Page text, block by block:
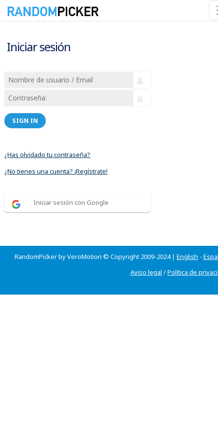
Iniciar sesión
SIGN IN
¿Has olvidado tu contraseña?
¿No tienes una cuenta? ¡Regístrate!
Iniciar sesión con Google
RandomPicker by VeroMotion © Copyright 2009-2024 | English -
Aviso legal /Política de